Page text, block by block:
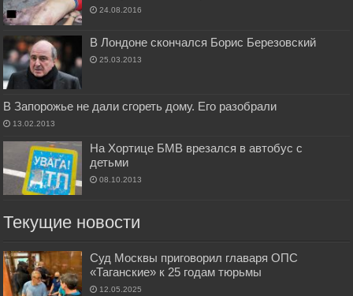
24.08.2016
В Лондоне скончался Борис Березовский
25.03.2013
В Запорожье не дали сгореть дому. Его разобрали
13.02.2013
На Хортице БМВ врезался в автобус с
детьми
08.10.2013
Текущие новости
Суд Москвы приговорил главаря ОПС
«Таганские» к 25 годам тюрьмы
12.05.2025